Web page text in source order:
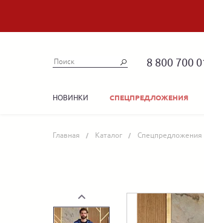
8 800 700
НОВИНКИ СПЕЦПРЕДЛОЖЕНИЯ
Главная Каталог Спецпредложения